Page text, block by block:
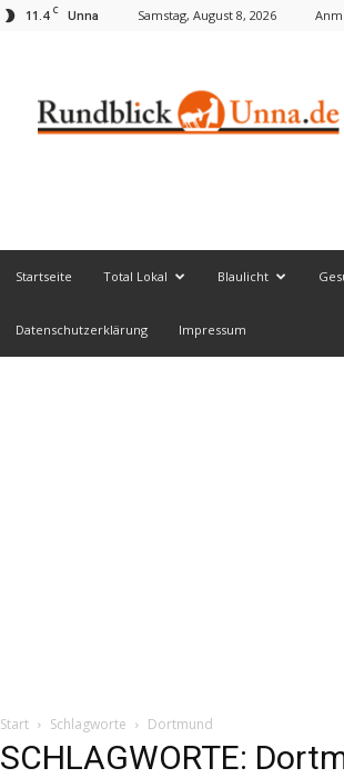
11.4 C Unna Samstag, August 8, 2026
Startseite Total Lokal Blaulicht
Datenschutzerklärung Impressum
Start Schlagworte Dortmund
SCHLAGWORTE: